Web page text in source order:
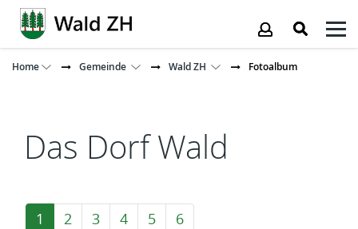
Kopfzeile
Home Gemeinde Wald ZH Fotoalbum
Inhalt
Das Dorf Wald
1 2 3 4 5 6